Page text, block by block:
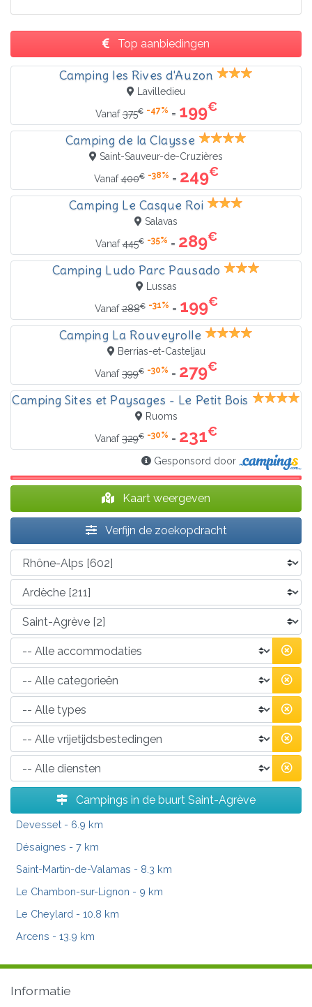
Top aanbiedingen
Camping les Rives d'Auzon
Lavilledieu
Vanaf375€ -47% = 199€
Camping de la Claysse
Saint-Sauveur-de-Cruzières
Vanaf400€ -38% = 249€
Camping Le Casque Roi
Salavas
Vanaf445€ -35% = 289€
Camping Ludo Parc Pausado
Lussas
Vanaf288€ -31% = 199€
Camping La Rouveyrolle
Berrias-et-Casteljau
Vanaf399€ -30% = 279€
Camping Sites et Paysages - Le Petit Bois
Ruoms
Vanaf329€ -30% = 231€
Gesponsord door
Kaart weergeven
Verfijn de zoekopdracht
Campings in de buurt Saint-Agrève
Devesset - 6.9 km
Désaignes - 7 km
Saint-Martin-de-Valamas - 8.3 km
Le Chambon-sur-Lignon - 9 km
Le Cheylard - 10.8 km
Arcens - 13.9 km
Informatie